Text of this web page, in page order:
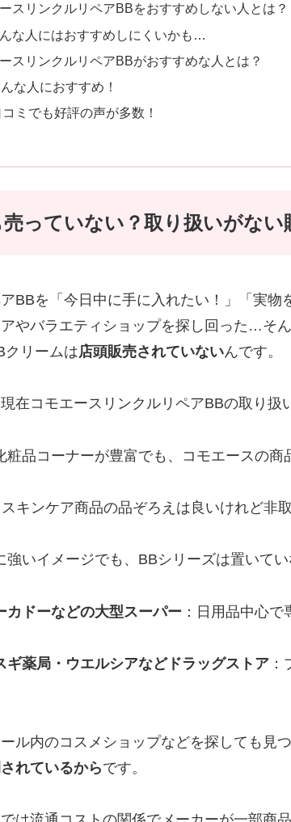
スリンクルリペアBBをおすすめしない人とは？
な人にはおすすめしにくいかも…
スリンクルリペアBBがおすすめな人とは？
な人におすすめ！
ミでも好評の声が多数！
っていない？取り扱いがない
BBを「今日中に手に入れたい！」「実物
やバラエティショップを探し回った…そ
クリームは店頭販売されていないんです。
在コモエースリンクルリペアBBの取り扱
粧品コーナーが豊富でも、コモエースの商
スキンケア商品の品ぞろえは良いけれど非
強いイメージでも、BBシリーズは置いてい
カドーなどの大型スーパー：日用品中心で
ギ薬局・ウエルシアなどドラッグストア：
ル内のコスメショップなどを探しても見つ
れているからです。